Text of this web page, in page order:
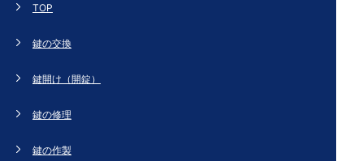
TOP
鍵の交換
鍵開け（開錠）
鍵の修理
鍵の作製